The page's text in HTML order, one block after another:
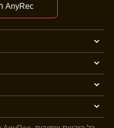
חנות AnyRec